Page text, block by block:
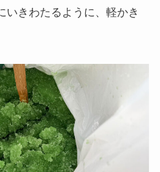
いきわたるように、軽かき